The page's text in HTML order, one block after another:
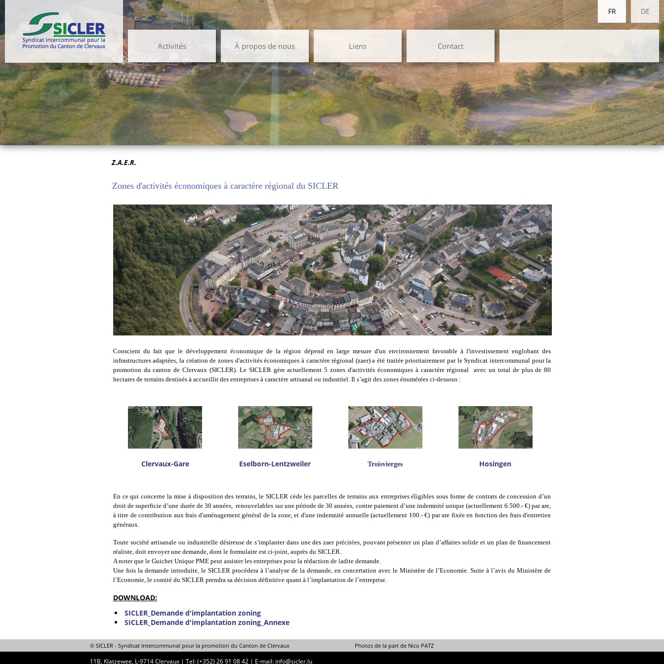
Activités À propos de nous Liens Contact
DE
FR
Z.A.E.R.
Zones d'activités économiques à caractère régional du SICLER
Conscient du fait que le développement économique de la région dépend en large mesure d'un environnement favorable à l'investissement englobant des
infrastructures adaptées, la création de zones d'activités économiques à caractère régional (zaer) a été traitée prioritairement par le Syndicat intercommunal pour la
promotion du canton de Clervaux (SICLER). Le SICLER gère actuellement 5 zones d'activités économiques à caractère régional avec un total de plus de 80
hectares de terrains destinés à accueillir des entreprises à caractère artisanal ou industriel. Il s’agit des zones énumérées ci-dessous :
Clervaux-Gare Eselborn-Lentzweiler Troisvierges Hosingen
En ce qui concerne la mise à disposition des terrains, le SICLER cède les parcelles de terrains aux entreprises éligibles sous forme de contrats de concession d’un
droit de superficie d’une durée de 30 années, renouvelables sur une période de 30 années, contre paiement d’une indemnité unique (actuellement 6.500.- €) par are,
à titre de contribution aux frais d'aménagement général de la zone, et d'une indemnité annuelle (actuellement 100.- €) par are fixée en fonction des frais d'entretien
généraux.
Toute société artisanale ou industrielle désireuse de s’implanter dans une des zaer précitées, pouvant présenter un plan d’affaires solide et un plan de financement
réaliste, doit envoyer une demande, dont le formulaire est ci-joint, auprès du SICLER.
A noter que le Guichet Unique PME peut assister les entreprises pour la rédaction de ladite demande.
Une fois la demande introduite, le SICLER procèdera à l’analyse de la demande, en concertation avec le Ministère de l’Economie. Suite à l’avis du Ministère de
l’Economie, le comité du SICLER prendra sa décision définitive quant à l’implantation de l’entreprise.
DOWNLOAD:
SICLER_Demande d'implantation zoning
SICLER_Demande d'implantation zoning_Annexe
© SICLER - Syndicat Intercommunal pour la promotion du Canton de Clervaux Photos de la part de Nico PATZ
11B, Klatzewee, L-9714 Clervaux | Tel: (+352) 26 91 08 42 | E-mail: info@sicler.lu